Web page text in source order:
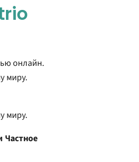
онлайн.
миру.
миру.
Частное